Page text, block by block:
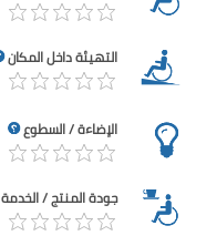
التهيئة داخل المكان
الإضاءة / السطوع
جودة المنتج / الخدمة